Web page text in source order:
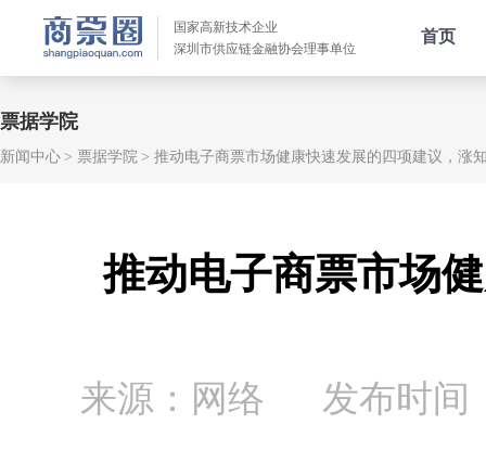
国家高新技术企业
深圳市供应链金融协会理事单位
首页
票据学院
新闻中心 票据学院 推动电子商票市场健康快速发展的四项建议，涨
推动电子商票市场
来源：网络 发布时间